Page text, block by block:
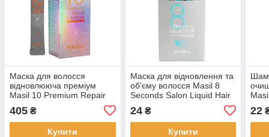
Маска для волосся
відновлююча преміум
Masil 10 Premium Repair
Hair Mask 10 шт. по 12 мл
405 ₴
Купити
Маска для відновлення та
об'єму волосся Masil 8
Seconds Salon Liquid Hair
24₴
Купити
22